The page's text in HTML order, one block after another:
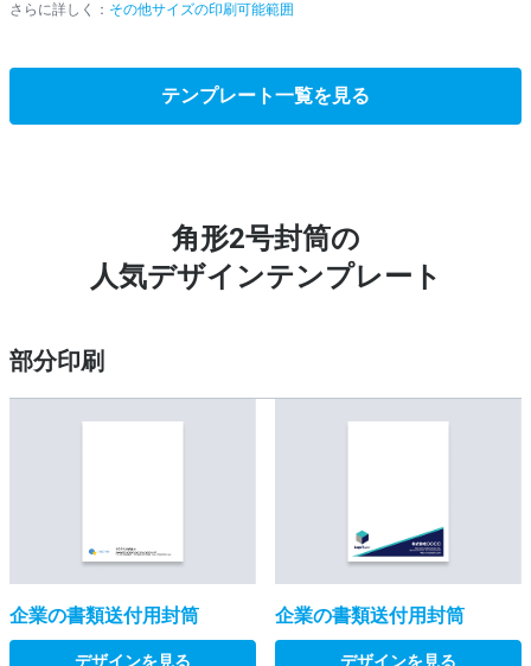
さらに詳しく： その他サイズの印刷可能範囲
テンプレート一覧を見る
角形2号封筒の
人気デザインテンプレート
部分印刷
企業の書類送付用封筒
デザインを見る
企業の書類送付用封筒
デザインを見る